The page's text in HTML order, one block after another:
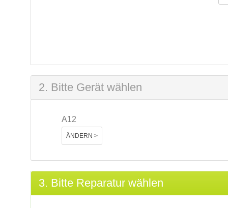
2. Bitte Gerät wählen
A12
ÄNDERN >
3. Bitte Reparatur wählen